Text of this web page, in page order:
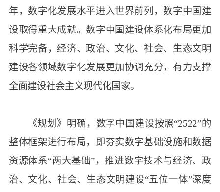
年，数字化发展水平进入世界前列，数字中国建
设取得重大成就。数字中国建设体系化布局更加
科学完备，经济、政治、文化、社会、生态文明
建设各领域数字化发展更加协调充分，有力支撑
全面建设社会主义现代化国家。
《规划》明确，数字中国建设按照“2522”的
整体框架进行布局，即夯实数字基础设施和数据
资源体系“两大基础”，推进数字技术与经济、政
治、文化、社会、生态文明建设“五位一体”深度